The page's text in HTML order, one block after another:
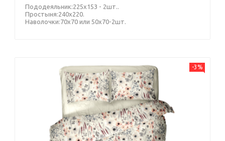
Пододеяльник:225х153 - 2шт..
Простыня:240х220.
Наволочки:70х70 или 50х70-2шт.
-3%